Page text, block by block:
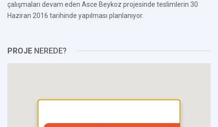
çalışmaları devam eden Asce Beykoz projesinde teslimlerin 30
Haziran 2016 tarihinde yapılması planlanıyor.
PROJE NEREDE?